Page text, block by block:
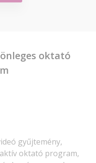
oktató
gyűjtemény,
oktató program,